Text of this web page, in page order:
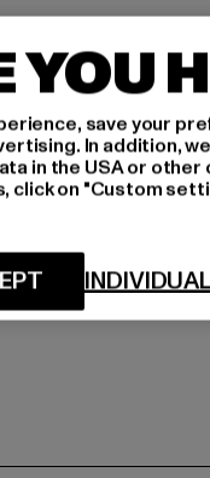
YOU
save your
In addition,
in the USA or
on "Custom